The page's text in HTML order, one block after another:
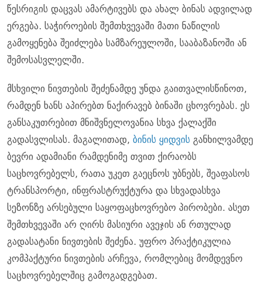
წესრიგის დაცვას ამარტივებს და ახალ ბინას ადვილად
ერგება. საჭიროების შემთხვევაში მათი ნაწილის
გამოყენება შეიძლება სამზარეულოში, სააბაზანოში ან
შემოსასვლელში.
მსხვილი ნივთების შეძენამდე უნდა გაითვალისწინოთ,
რამდენ ხანს აპირებთ ნაქირავებ ბინაში ცხოვრებას. ეს
განსაკუთრებით მნიშვნელოვანია სხვა ქალაქში
გადასვლისას. მაგალითად, ბინის ყიდვის განხილვამდე
ბევრი ადამიანი რამდენიმე თვით ქირაობს
საცხოვრებელს, რათა უკეთ გაეცნოს უბნებს, შეაფასოს
ტრანსპორტი, ინფრასტრუქტურა და სხვადასხვა
სეზონზე არსებული საყოფაცხოვრებო პირობები. ასეთ
შემთხვევაში არ ღირს მასიური ავეჯის ან რთულად
გადასატანი ნივთების შეძენა. უფრო პრაქტიკულია
კომპაქტური ნივთების არჩევა, რომლებიც მომდევნო
საცხოვრებელშიც გამოგადგებათ.